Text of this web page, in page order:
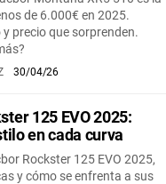
de 6.000€ en 2025.
precio que sorprenden.
30/04/26
125 EVO 2025:
en cada curva
Rockster 125 EVO 2025,
y cómo se enfrenta a sus